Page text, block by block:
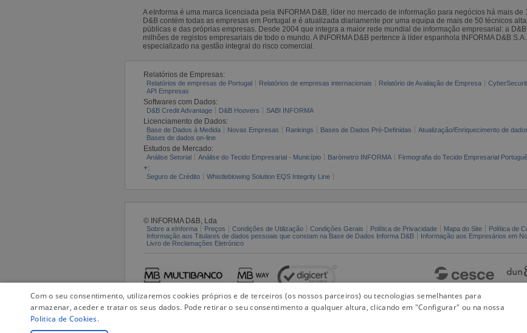
A eInforma é uma marca licenciada pela INFORMA D&B, líder no mercado de informação para negócios há mais de
D&B contém todas as empresas em Portugal e é atualizada diariamente por uma equipa de mais de 50 técnicos
públicas e das próprias empresas. Desde 2004 que integra a maior rede mundial de informação empresarial: a
milhões de registos empresariais de todo o mundo. A INFORMA D&B pertence à líder espanhola INFORMA D&B
especializado na gestão integral do risco comercial.
Relatórios de Empresas:
Relatórios de empresas de Portugal Relatórios de empresas internacionais Relatório de Avaliação de Empresa
API Empresas
Softwares com Dados:
D&B Credit Advantage D&B Hoovers SABI INFORMA
Licenciamento de Dados:
Base de Dados à Medida Novas Empresas Rankings Bases de Dados Pré-Definidas Atualização/Enriquecimento de
Bases de dados on-line
Estudos de Mercado:
Análise Setorial Análise do Tecido Empresarial - Município Barómetro INFORMA Firmografia do Tecido Empresarial
+:
Seguro de Crédito Whistleblowing Solution EQS Integrity Line
© INFORMA D&B, Lda
Sobre a eInforma Preços Condições de Utilização Condições Gerais Política de Privacidade Mapa do Site Política de
Informação aos Titulares de dados pessoais que constam na Base de Dados Informa D&B
Informação aos Empresários em
Livro de Reclamações Eletrónico
Com o seu consentimento, utilizaremos cookies próprios e de terceiros (os nossos parceiros) ou tecnologias semelhantes para
armazenar, aceder e tratar os seus dados. Pode retirar o seu consentimento a qualquer altura, clicando em "Configurar" ou na nossa
Politica de Cookies.